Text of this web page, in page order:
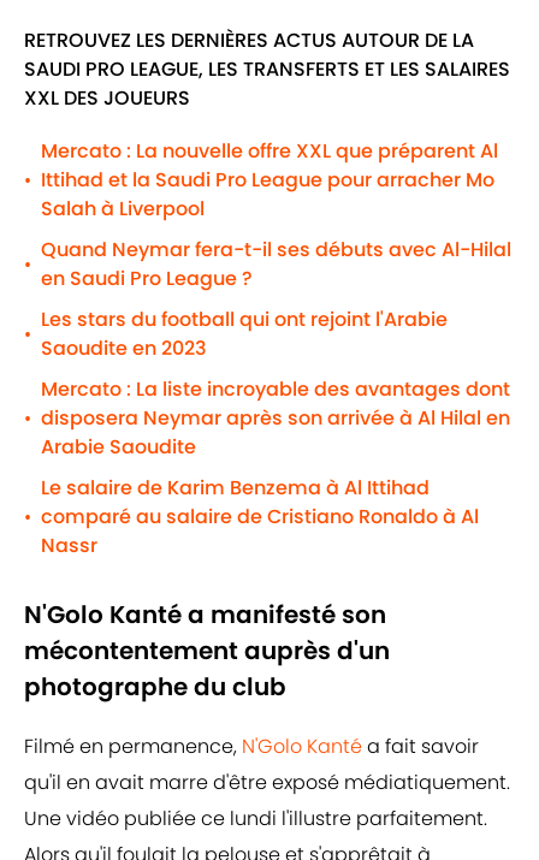
RETROUVEZ LES DERNIÈRES ACTUS AUTOUR DE LA
SAUDI PRO LEAGUE, LES TRANSFERTS ET LES SALAIRES
XXL DES JOUEURS
•
Mercato : La nouvelle offre XXL que préparent Al
Ittihad et la Saudi Pro League pour arracher Mo
Salah à Liverpool
•
Quand Neymar fera-t-il ses débuts avec Al-Hilal
en Saudi Pro League ?
•
Les stars du football qui ont rejoint l'Arabie
Saoudite en 2023
•
Mercato : La liste incroyable des avantages dont
disposera Neymar après son arrivée à Al Hilal en
Arabie Saoudite
•
Le salaire de Karim Benzema à Al Ittihad
comparé au salaire de Cristiano Ronaldo à Al
Nassr
N'Golo Kanté a manifesté son
mécontentement auprès d'un
photographe du club
Filmé en permanence, N'Golo Kantéa fait savoir
qu'il en avait marre d'être exposé médiatiquement.
Une vidéo publiée ce lundi l'illustre parfaitement.